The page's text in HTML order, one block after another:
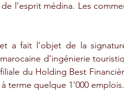
l’esprit médina. Les
a fait l’objet de la
d’ingénierie
du Holding Best
terme quelque 1'000 emplois.